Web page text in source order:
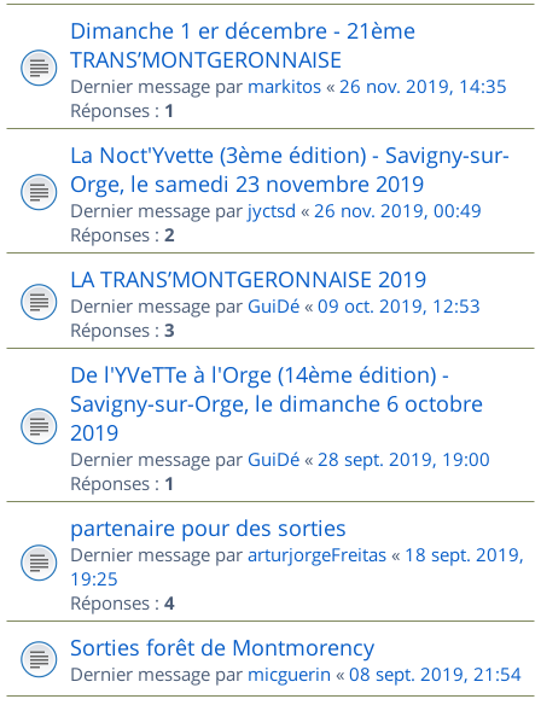
Dimanche 1 er décembre - 21ème
TRANS’MONTGERONNAISE
Dernier message par markitos « 26 nov. 2019, 14:35
Réponses : 1
La Noct'Yvette (3ème édition) - Savigny-sur-
Orge, le samedi 23 novembre 2019
Dernier message par jyctsd « 26 nov. 2019, 00:49
Réponses : 2
LA TRANS’MONTGERONNAISE 2019
Dernier message par GuiDé « 09 oct. 2019, 12:53
Réponses : 3
De l'YVeTTe à l'Orge (14ème édition) -
Savigny-sur-Orge, le dimanche 6 octobre
2019
Dernier message par GuiDé « 28 sept. 2019, 19:00
Réponses : 1
partenaire pour des sorties
Dernier message par arturjorgeFreitas « 18 sept. 2019,
19:25
Réponses : 4
Sorties forêt de Montmorency
Dernier message par micguerin « 08 sept. 2019, 21:54